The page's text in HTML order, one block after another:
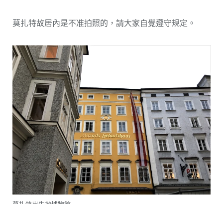
莫扎特故居內是不准拍照的，請大家自覺遵守規定。